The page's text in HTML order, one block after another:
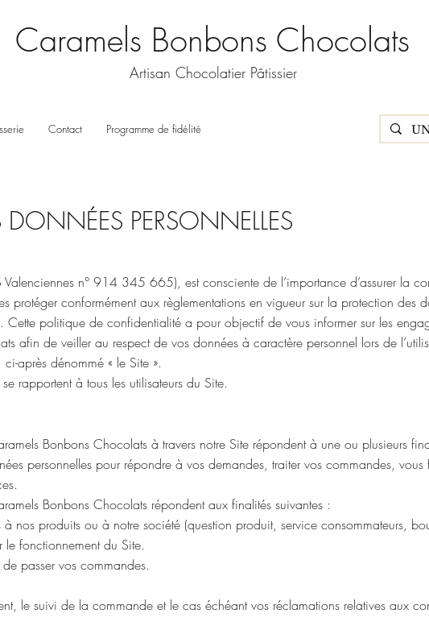
Caramels Bonbons Chocolats
Artisan Chocolatier Pâtissier
Contact Programme de fidélité
PERSONNELLES
n° 914 345 665), est consciente de l’importance d’assurer la
protéger conformément aux règlementations en vigueur sur la protection des
politique de confidentialité a pour objectif de vous informer sur les
afin de veiller au respect de vos données à caractère personnel lors de
ci-après dénommé « le Site ».
rapportent à tous les utilisateurs du Site.
Bonbons Chocolats à travers notre Site répondent à une ou plusieurs
personnelles pour répondre à vos demandes, traiter vos commandes, vous
Bonbons Chocolats répondent aux finalités suivantes :
nos produits ou à notre société (question produit, service consommateurs,
le fonctionnement du Site.
passer vos commandes.
le suivi de la commande et le cas échéant vos réclamations relatives aux